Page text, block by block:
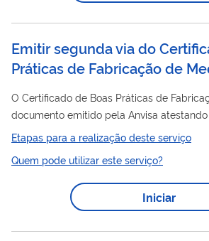
serviço, a empresa previamente
Emitir segunda via do
Práticas de Fabricação de
O Certificado de Boas Práticas de
documento emitido pela Anvisa
estabelecimento cumpre com as Boas
O Certificado de Boas Práticas de
Armazenagem (CBPDA) é o documento
atestando que determinado
Boas Práticas de Distribuição e
serviço, a empresa previamente
Etapas para a realização deste serviço
Quem pode utilizar este serviço?
Iniciar